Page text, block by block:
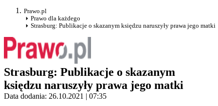
Prawo.pl
Prawo dla każdego
Strasburg: Publikacje o skazanym księdzu naruszyły prawa jego matki
Strasburg: Publikacje o skazanym
księdzu naruszyły prawa jego matki
Data dodania: 26.10.2021 | 07:35